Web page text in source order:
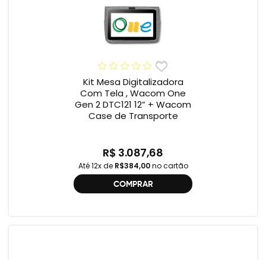
Kit Mesa Digitalizadora
Com Tela , Wacom One
Gen 2 DTC121 12” + Wacom
Case de Transporte
R$ 3.087,68
Até 12x de R$384,00no cartão
COMPRAR